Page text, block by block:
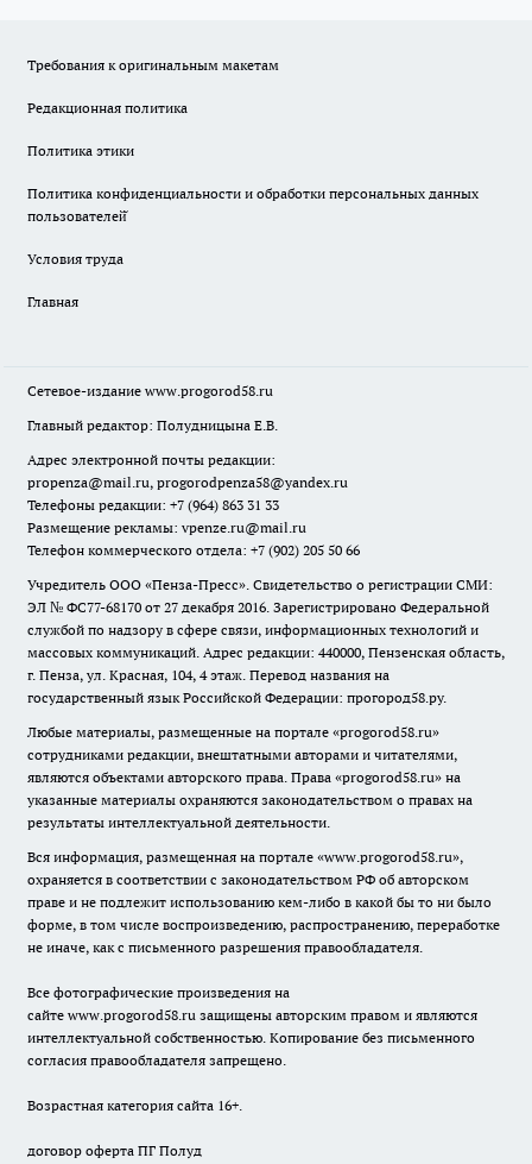
Требования к оригинальным макетам
Редакционная политика
Политика этики
Политика конфиденциальности и обработки персональных данных
пользователей̆
Условия труда
Главная
Сетевое-издание www.progorod58.ru
Главный редактор: Полудницына Е.В.
Адрес электронной почты редакции:
propenza@mail.ru, progorodpenza58@yandex.ru
Телефоны редакции: +7 (964) 863 31 33
Размещение рекламы: vpenze.ru@mail.ru
Телефон коммерческого отдела: +7 (902) 205 50 66
Учредитель ООО «Пенза-Пресс». Свидетельство о регистрации СМИ:
ЭЛ № ФС77-68170 от 27 декабря 2016. Зарегистрировано Федеральной
службой по надзору в сфере связи, информационных технологий и
массовых коммуникаций. Адрес редакции: 440000, Пензенская область,
г. Пенза, ул. Красная, 104, 4 этаж. Перевод названия на
государственный язык Российской Федерации: прогород58.ру.
Любые материалы, размещенные на портале «progorod58.ru»
сотрудниками редакции, внештатными авторами и читателями,
являются объектами авторского права. Права «progorod58.ru» на
указанные материалы охраняются законодательством о правах на
результаты интеллектуальной деятельности.
Вся информация, размещенная на портале «www.progorod58.ru»,
охраняется в соответствии с законодательством РФ об авторском
праве и не подлежит использованию кем-либо в какой бы то ни было
форме, в том числе воспроизведению, распространению, переработке
не иначе, как с письменного разрешения правообладателя.
Все фотографические произведения на
сайте www.progorod58.ru защищены авторским правом и являются
интеллектуальной собственностью. Копирование без письменного
согласия правообладателя запрещено.
Возрастная категория сайта 16+.
договор оферта ПГ Полуд